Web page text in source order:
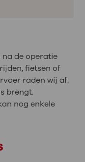
na de operatie
fietsen of
raden wij af.
brengt.
nog enkele